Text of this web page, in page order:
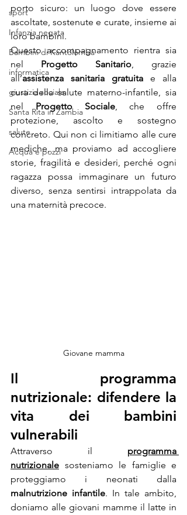
sport
Infanzia negata
Bambini di Kantolomba
informatica
giustizia sociale
Santa Rita in Zambia
salute
Acqua e pozzi
porto sicuro: un luogo dove essere
ascoltate, sostenute e curate, insieme ai
loro bambini.
Questo accompagnamento rientra sia
nel Progetto Sanitario, grazie
all’assistenza sanitaria gratuita e alla
cura della salute materno-infantile, sia
nel Progetto Sociale, che offre
protezione, ascolto e sostegno
concreto. Qui non ci limitiamo alle cure
mediche, ma proviamo ad accogliere
storie, fragilità e desideri, perché ogni
ragazza possa immaginare un futuro
diverso, senza sentirsi intrappolata da
una maternità precoce.
Giovane mamma
Il programma
nutrizionale: difendere la
vita dei bambini
vulnerabili
Attraverso il programma
nutrizionale sosteniamo le famiglie e
malnutrizione infantile. In tale ambito,
doniamo alle giovani mamme il latte in